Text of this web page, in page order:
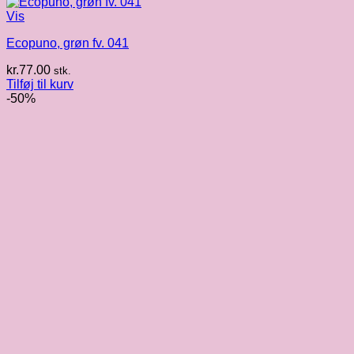
Vis
Ecopuno, grøn fv. 041
kr.77.00 stk.
Tilføj til kurv
-50%